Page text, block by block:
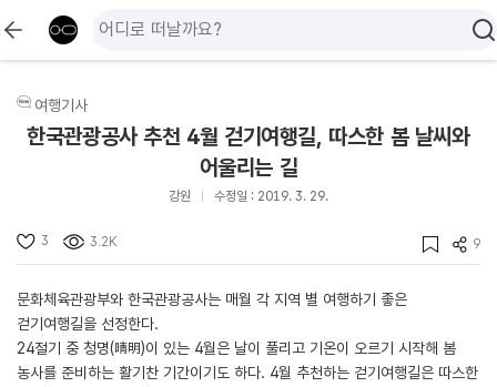
여행기사
한국관광공사 추천 4월 걷기여행길, 따스한 봄 날씨와
어울리는 길
강원 수정일 : 2019. 3. 29.
3 3.2K 9
문화체육관광부와 한국관광공사는 매월 각 지역 별 여행하기 좋은
걷기여행길을 선정한다.
24절기 중 청명(晴明)이 있는 4월은 날이 풀리고 기온이 오르기 시작해 봄
농사를 준비하는 활기찬 기간이기도 하다. 4월 추천하는 걷기여행길은 따스한